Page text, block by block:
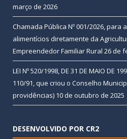
março de 2026
Chamada Pública Nº 001/2026, para
alimentícios diretamente da
Empreendedor Familiar Rural 26 de
LEI Nº 520/1998, DE 31 DE MAIO DE
110/91, que criou o Conselho
providências) 10 de outubro de 2025
DESENVOLVIDO POR CR2